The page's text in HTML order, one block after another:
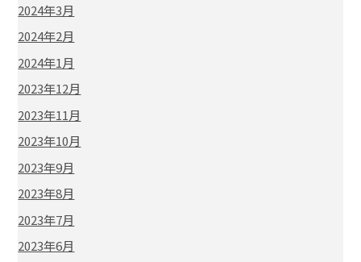
2024年3月
2024年2月
2024年1月
2023年12月
2023年11月
2023年10月
2023年9月
2023年8月
2023年7月
2023年6月